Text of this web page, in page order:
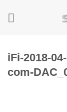
iFi-2018-
com-